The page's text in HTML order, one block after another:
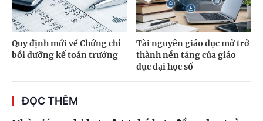
Quy định mới về Chứng chỉ
bồi dưỡng kế toán trưởng
Tài nguyên giáo dục mở trở
thành nền tảng của giáo
dục đại học số
ĐỌC THÊM